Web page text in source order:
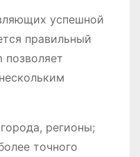
успешной
правильный
позволяет
регионы;
точного